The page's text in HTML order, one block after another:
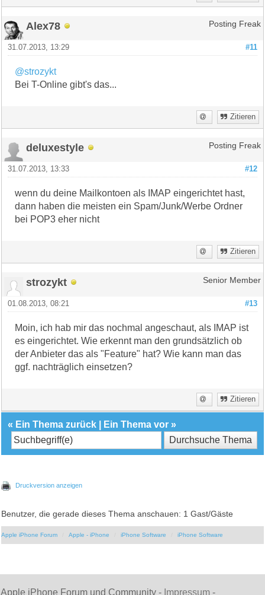
Alex78 Posting Freak
#11
31.07.2013, 13:29
@strozykt
Bei T-Online gibt's das...
Zitieren
deluxestyle Posting Freak
#12
31.07.2013, 13:33
wenn du deine Mailkontoen als IMAP eingerichtet hast,
dann haben die meisten ein Spam/Junk/Werbe Ordner
bei POP3 eher nicht
Zitieren
strozykt Senior Member
#13
01.08.2013, 08:21
Moin, ich hab mir das nochmal angeschaut, als IMAP ist
es eingerichtet. Wie erkennt man den grundsätzlich ob
der Anbieter das als "Feature" hat? Wie kann man das
ggf. nachträglich einsetzen?
Zitieren
« Ein Thema zurück Ein Thema vor »
Druckversion anzeigen
Benutzer, die gerade dieses Thema anschauen: 1 Gast/Gäste
Apple iPhone Forum Apple - iPhone iPhone Software iPhone Software
Apple iPhone Forum und Community - Impressum -